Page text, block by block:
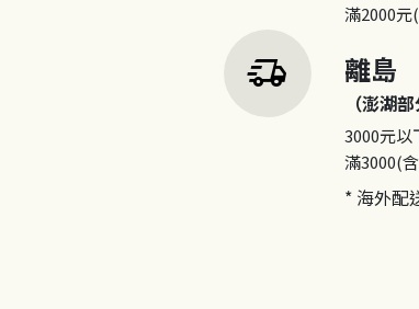
delivery_truck_speed
滿2000元
離島
（澎湖
3000元以
滿3000(
* 海外配